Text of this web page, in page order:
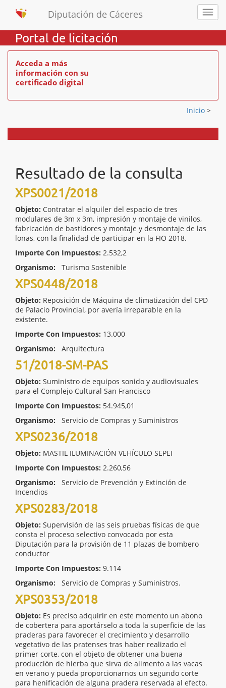
Portal de licitación
Acceda a más
información con su
certificado digital
Inicio >
Resultado de la consulta
XPS0021/2018
Objeto: Contratar el alquiler del espacio de tres
modulares de 3m x 3m, impresión y montaje de vinilos,
fabricación de bastidores y montaje y desmontaje de las
lonas, con la finalidad de participar en la FIO 2018.
Importe Con Impuestos: 2.532,2
Organismo:
Turismo Sostenible
XPS0448/2018
Objeto: Reposición de Máquina de climatización del CPD
de Palacio Provincial, por avería irreparable en la
existente.
Importe Con Impuestos: 13.000
Organismo:
Arquitectura
51/2018-SM-PAS
Objeto: Suministro de equipos sonido y audiovisuales
para el Complejo Cultural San Francisco
Importe Con Impuestos: 54.945,01
Organismo:
Servicio de Compras y Suministros
XPS0236/2018
Objeto: MASTIL ILUMINACIÓN VEHÍCULO SEPEI
Importe Con Impuestos: 2.260,56
Organismo:
Servicio de Prevención y Extinción de
Incendios
XPS0283/2018
Objeto: Supervisión de las seis pruebas físicas de que
consta el proceso selectivo convocado por esta
Diputación para la provisión de 11 plazas de bombero
conductor
Importe Con Impuestos: 9.114
Organismo:
Servicio de Compras y Suministros.
XPS0353/2018
Objeto: Es preciso adquirir en este momento un abono
de cobertera para aportárselo a toda la superficie de las
praderas para favorecer el crecimiento y desarrollo
vegetativo de las pratenses tras haber realizado el
primer corte, con el objeto de obtener una buena
producción de hierba que sirva de alimento a las vacas
en verano y pueda proporcionarnos un segundo corte
para henificación de alguna pradera reservada al efecto.